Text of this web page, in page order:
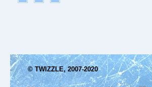
© TWIZZLE, 2007-2020